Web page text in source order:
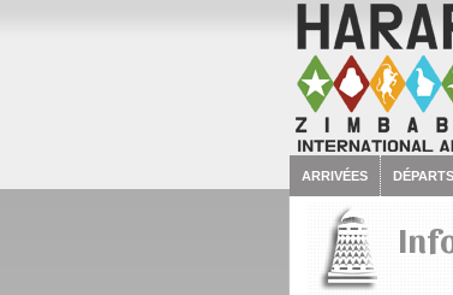
ARRIVÉES DÉPARTS